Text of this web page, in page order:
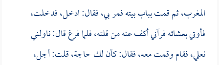
المغرب، ثم قمت بباب بيته فمر بي، فقال: ادخل، فدخلت،
فأوتي بعشائه فرآني أكف عنه من قلته، فلما فرغ قال: ناولني
نعلي، فقام وقمت معه، فقال: كأن لك حاجة، قلت: أجل،